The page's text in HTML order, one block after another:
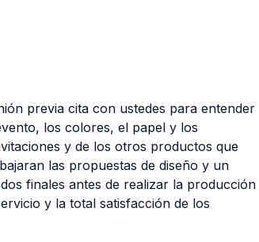
previa cita con ustedes para entender
los colores, el papel y los
y de los otros productos que
las propuestas de diseño y un
finales antes de realizar la producción
y la total satisfacción de los